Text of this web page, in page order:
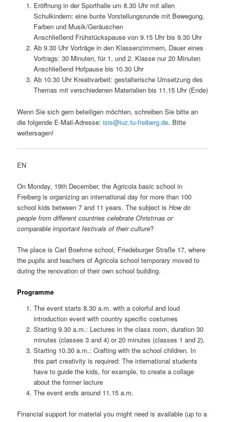
Eröffnung in der Sporthalle um 8.30 Uhr mit allen
Schulkindern: eine bunte Vorstellungsrunde mit Bewegung,
Farben und Musik/Geräuschen
Anschließend Frühstückspause von 9.15 Uhr bis 9.30 Uhr
Ab 9.30 Uhr Vorträge in den Klassenzimmern, Dauer eines
Vortrags: 30 Minuten, für 1. und 2. Klasse nur 20 Minuten
Anschließend Hofpause bis 10.30 Uhr
Ab 10.30 Uhr Kreativarbeit: gestalterische Umsetzung des
Themas mit verschiedenen Materialien bis 11.15 Uhr (Ende)
Wenn Sie sich gern beteiligen möchten, schreiben Sie bitte an
die folgende E-Mail-Adresse:isis@iuz.tu-freiberg.de. Bitte
weitersagen!
EN
On Monday, 19th December, the Agricola basic school in
Freiberg is organizing an international day for more than 100
school kids between 7 and 11 years. The subject isHow do
people from different countries celebrate Christmas or
comparable important festivals of their culture?
The place is Carl Boehme school, Friedeburger Straße 17, where
the pupils and teachers of Agricola school temporary moved to
during the renovation of their own school building.
Programme
The event starts 8.30 a.m. with a colorful and loud
introduction event with country specific costumes
Starting 9.30 a.m.: Lectures in the class room, duration 30
minutes (classes 3 and 4) or 20 minutes (classes 1 and 2).
Starting 10.30 a.m.: Crafting with the school children. In
this part creativity is required: The international students
have to guide the kids, for example, to create a collage
about the former lecture
The event ends around 11.15 a.m.
Financial support for material you might need is available (up to a